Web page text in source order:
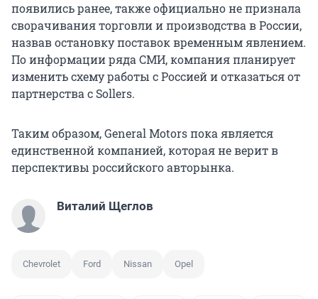
появились ранее, также официально не признала
сворачивания торговли и производства в России,
назвав остановку поставок временным явлением.
По информации ряда СМИ, компания планирует
изменить схему работы с Россией и отказаться от
партнерства с Sollers.
Таким образом, General Motors пока является
единственной компанией, которая не верит в
перспективы российского авторынка.
Виталий Щеглов
Chevrolet Ford Nissan Opel